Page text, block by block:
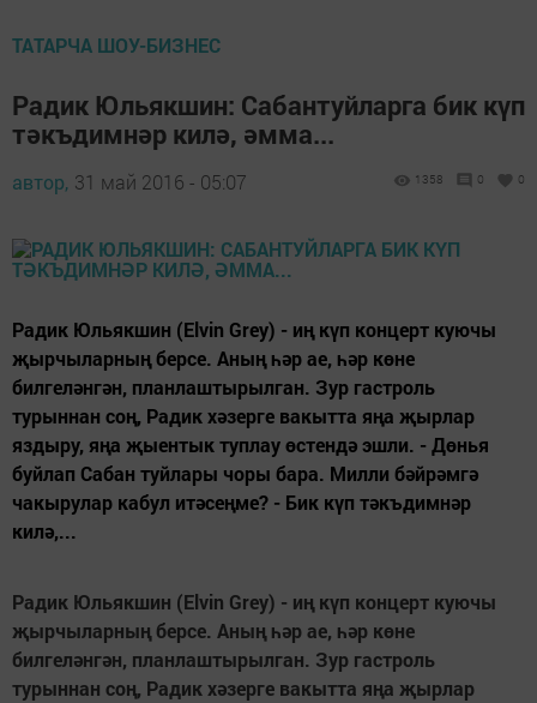
ТАТАРЧА ШОУ-БИЗНЕС
Радик Юльякшин: Сабантуйларга бик күп
тәкъдимнәр килә, әмма...
автор, 31 май 2016 - 05:07 1358 0 0
Радик Юльякшин (Elvin Grey) - иң күп концерт куючы
җырчыларның берсе. Аның һәр ае, һәр көне
билгеләнгән, планлаштырылган. Зур гастроль
турыннан соң, Радик хәзерге вакытта яңа җырлар
яздыру, яңа җыентык туплау өстендә эшли. - Дөнья
буйлап Сабан туйлары чоры бара. Милли бәйрәмгә
чакырулар кабул итәсеңме? - Бик күп тәкъдимнәр
килә,...
Радик Юльякшин (Elvin Grey) - иң күп концерт куючы
җырчыларның берсе. Аның һәр ае, һәр көне
билгеләнгән, планлаштырылган. Зур гастроль
турыннан соң, Радик хәзерге вакытта яңа җырлар